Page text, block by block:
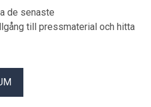
stads begäran om
de senaste
till pressmaterial och hitta